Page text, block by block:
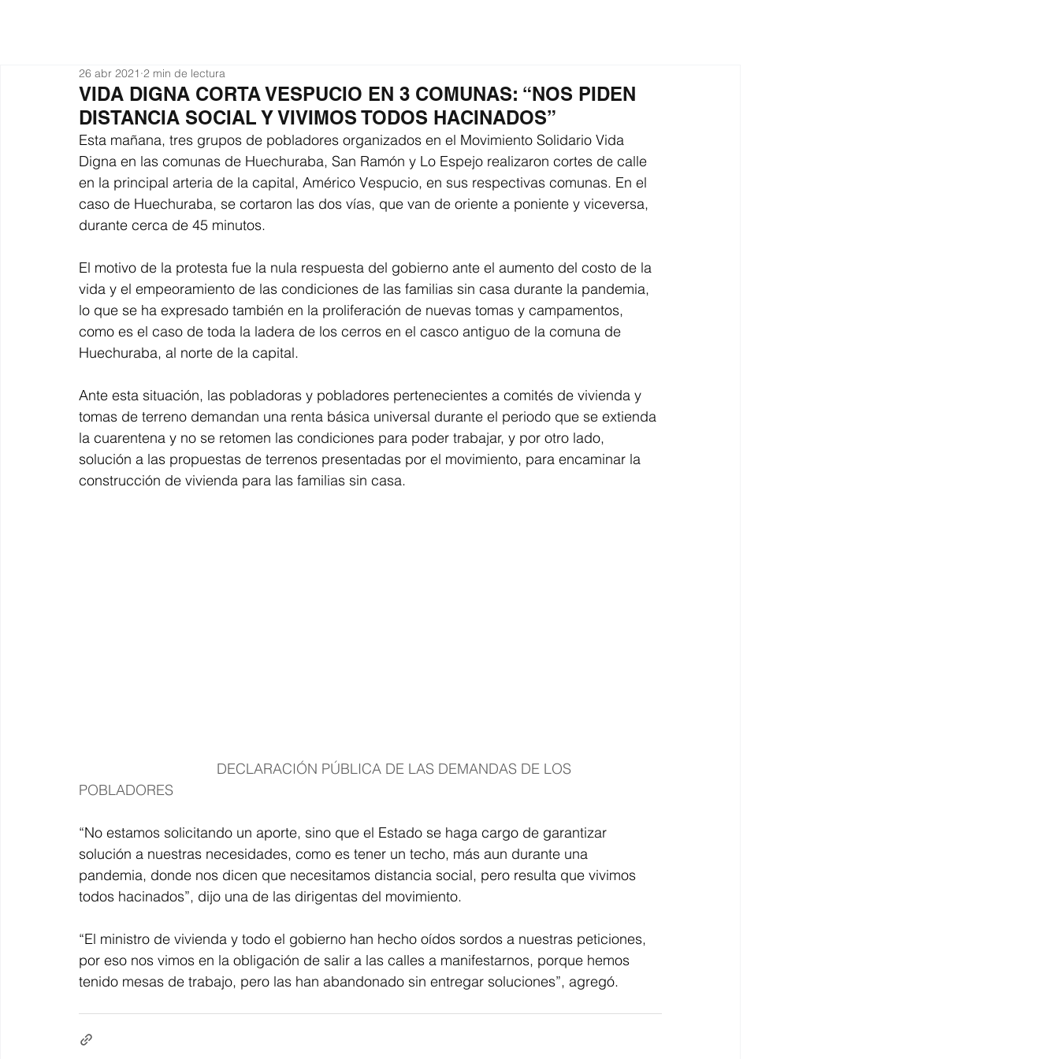
VIDA DIGNA CORTA VESPUCIO EN 3 COMUNAS: “NOS PIDEN
DISTANCIA SOCIAL Y VIVIMOS TODOS HACINADOS”
26 abr 2021 2 min de lectura
Esta mañana, tres grupos de pobladores organizados en el Movimiento Solidario Vida
Digna en las comunas de Huechuraba, San Ramón y Lo Espejo realizaron cortes de calle
en la principal arteria de la capital, Américo Vespucio, en sus respectivas comunas. En el
caso de Huechuraba, se cortaron las dos vías, que van de oriente a poniente y viceversa,
durante cerca de 45 minutos.
El motivo de la protesta fue la nula respuesta del gobierno ante el aumento del costo de la
vida y el empeoramiento de las condiciones de las familias sin casa durante la pandemia,
lo que se ha expresado también en la proliferación de nuevas tomas y campamentos,
como es el caso de toda la ladera de los cerros en el casco antiguo de la comuna de
Huechuraba, al norte de la capital.
Ante esta situación, las pobladoras y pobladores pertenecientes a comités de vivienda y
tomas de terreno demandan una renta básica universal durante el periodo que se extienda
la cuarentena y no se retomen las condiciones para poder trabajar, y por otro lado,
solución a las propuestas de terrenos presentadas por el movimiento, para encaminar la
construcción de vivienda para las familias sin casa.
POBLADORES
“No estamos solicitando un aporte, sino que el Estado se haga cargo de garantizar
solución a nuestras necesidades, como es tener un techo, más aun durante una
pandemia, donde nos dicen que necesitamos distancia social, pero resulta que vivimos
todos hacinados”, dijo una de las dirigentas del movimiento.
“El ministro de vivienda y todo el gobierno han hecho oídos sordos a nuestras peticiones,
por eso nos vimos en la obligación de salir a las calles a manifestarnos, porque hemos
tenido mesas de trabajo, pero las han abandonado sin entregar soluciones”, agregó.